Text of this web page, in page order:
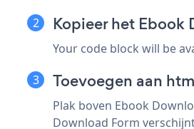
Kopieer het
Your code block will be
Toevoegen aan
Plak boven Ebook
Download Form